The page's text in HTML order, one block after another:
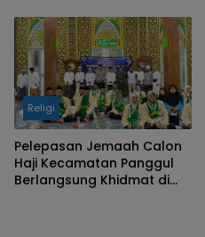
Religi
Pelepasan Jemaah Calon
Haji Kecamatan Panggul
Berlangsung Khidmat di